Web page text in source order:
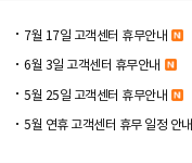
7월 17일 고객센터 휴무안내
6월 3일 고객센터 휴무안내
5월 25일 고객센터 휴무안내
5월 연휴 고객센터 휴무 일정 안내